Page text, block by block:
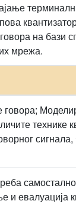
на бази
мрежа.
технике
и евалуација